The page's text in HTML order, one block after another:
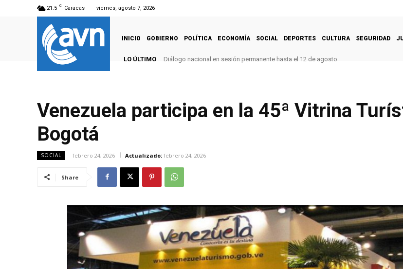
21.5 C Caracas viernes, agosto 7, 2026
INICIO GOBIERNO POLÍTICA ECONOMÍA SOCIAL DEPORTES CULTURA SEGURIDAD
LO ÚLTIMO Diálogo nacional en sesión permanente hasta el 12 de agosto
Venezuela participa en la 45ª Vitrina
Bogotá
SOCIAL febrero 24, 2026 Actualizado: febrero 24, 2026
Share